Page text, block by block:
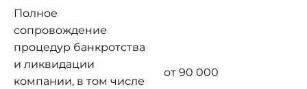
Полное
сопровождение
процедур банкротства
и ликвидации
компании, в том числе
от 90 000